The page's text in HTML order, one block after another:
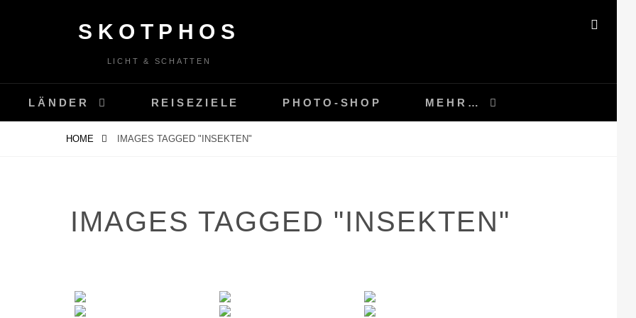
SKOTPHOS
LICHT & SCHATTEN
LÄNDER REISEZIELE PHOTO-SHOP MEHR…
HOME IMAGES TAGGED "INSEKTEN"
IMAGES TAGGED "INSEKTEN"